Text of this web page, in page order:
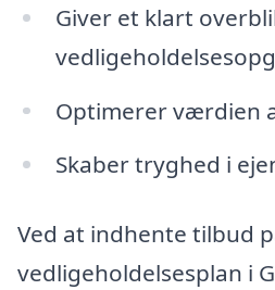
Giver et klart
Optimerer værdien
Skaber tryghed i
Ved at indhente tilbud
vedligeholdelsesplan i